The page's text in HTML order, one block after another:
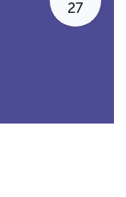
27